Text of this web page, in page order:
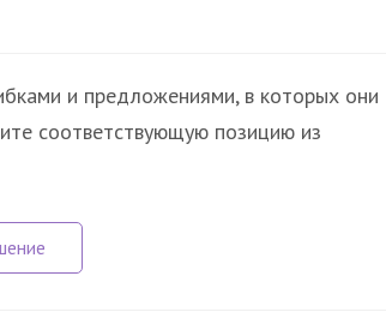
и предложениями, в которых они
соответствующую позицию из